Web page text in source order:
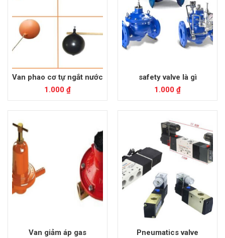
Van phao cơ tự ngắt nước
1.000 ₫
safety valve là gì
1.000 ₫
Van giảm áp gas
Pneumatics valve